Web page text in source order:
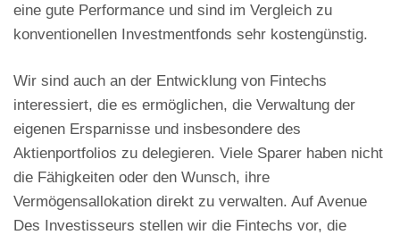
eine gute Performance und sind im Vergleich zu
konventionellen Investmentfonds sehr kostengünstig.
Wir sind auch an der Entwicklung von Fintechs
interessiert, die es ermöglichen, die Verwaltung der
eigenen Ersparnisse und insbesondere des
Aktienportfolios zu delegieren. Viele Sparer haben nicht
die Fähigkeiten oder den Wunsch, ihre
Vermögensallokation direkt zu verwalten. Auf Avenue
Des Investisseurs stellen wir die Fintechs vor, die